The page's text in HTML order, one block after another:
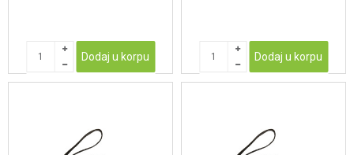
Dodaj u korpu Dodaj u korpu